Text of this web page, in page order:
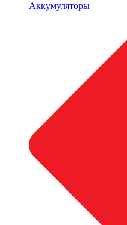
Аккумуляторы